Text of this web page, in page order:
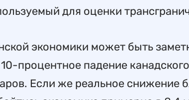
для оценки
экономики может быть
процентное падение
Если же реальное снижение